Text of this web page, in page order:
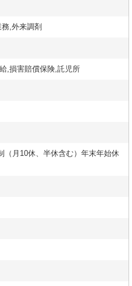
,外来調剤
,損害賠償保険,託児所
（月10休、半休含む）年末年始休